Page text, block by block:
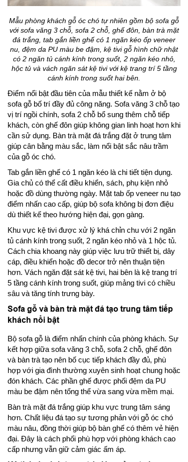
Mẫu phòng khách gỗ óc chó tự nhiên gồm bộ sofa gỗ
với sofa văng 3 chỗ, sofa 2 chỗ, ghế đôn, bàn trà mặt
đá trắng, tab gắn liền ghế có 1 ngăn kéo ốp veneer
nu, đệm da PU màu be đậm, kệ tivi gỗ hình chữ nhật
có 2 ngăn tủ cánh kính trong suốt, 2 ngăn kéo nhỏ,
hộc tủ và vách ngăn sát kệ tivi với kệ trang trí 5 tầng
cánh kính trong suốt hai bên.
Điểm nổi bật đầu tiên của mẫu thiết kế nằm ở bộ
sofa gỗ bố trí đầy đủ công năng. Sofa văng 3 chỗ tạo
vị trí ngồi chính, sofa 2 chỗ bổ sung thêm chỗ tiếp
khách, còn ghế đôn giúp không gian linh hoạt hơn khi
cần sử dụng. Bàn trà mặt đá trắng đặt ở trung tâm
giúp cân bằng màu sắc, làm nổi bật sắc nâu trầm
của gỗ óc chó.
Tab gắn liền ghế có 1 ngăn kéo là chi tiết tiện dụng.
Gia chủ có thể cất điều khiển, sách, phụ kiện nhỏ
hoặc đồ dùng thường ngày. Mặt tab ốp veneer nu tạo
điểm nhấn cao cấp, giúp bộ sofa không bị đơn điệu
dù thiết kế theo hướng hiện đại, gọn gàng.
Khu vực kệ tivi được xử lý khá chỉn chu với 2 ngăn
tủ cánh kính trong suốt, 2 ngăn kéo nhỏ và 1 hộc tủ.
Cách chia khoang này giúp việc lưu trữ thiết bị, dây
cáp, điều khiển hoặc đồ decor trở nên thuận tiện
hơn. Vách ngăn đặt sát kệ tivi, hai bên là kệ trang trí
5 tầng cánh kính trong suốt, giúp mảng tivi có chiều
sâu và tăng tính trưng bày.
Sofa gỗ và bàn trà mặt đá tạo trung tâm tiếp
khách nổi bật
Bộ sofa gỗ là điểm nhấn chính của phòng khách. Sự
kết hợp giữa sofa văng 3 chỗ, sofa 2 chỗ, ghế đôn
và bàn trà tạo nên bố cục tiếp khách đầy đủ, phù
hợp với gia đình thường xuyên sinh hoạt chung hoặc
đón khách. Các phần ghế được phối đệm da PU
màu be đậm nên tổng thể vừa sang vừa mềm mại.
Bàn trà mặt đá trắng giúp khu vực trung tâm sáng
hơn. Chất liệu đá tạo sự tương phản với gỗ óc chó
màu nâu, đồng thời giúp bộ bàn ghế có thêm vẻ hiện
đại. Đây là cách phối phù hợp với phòng khách cao
cấp nhưng vẫn giữ cảm giác ấm áp.